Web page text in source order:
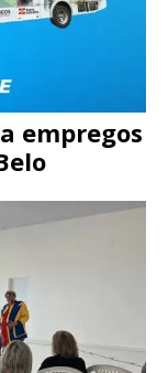
empregos